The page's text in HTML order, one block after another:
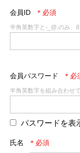
会員ID
半角英数字と-_@.のみ、
会員パスワード
半角英数字を組み合わせ
パスワードを表
氏名